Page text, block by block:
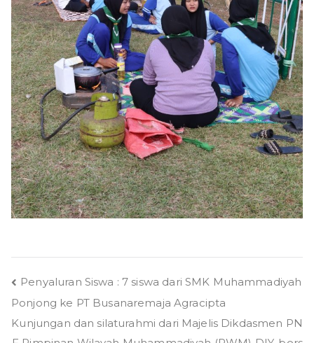
Post
navigation
Penyaluran Siswa : 7 siswa dari SMK Muhammadiyah
Ponjong ke PT Busanaremaja Agracipta
Kunjungan dan silaturahmi dari Majelis Dikdasmen PN